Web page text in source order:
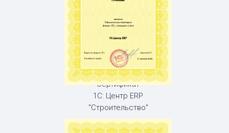
Сертификат
1С: Центр ERP
"Строительство"